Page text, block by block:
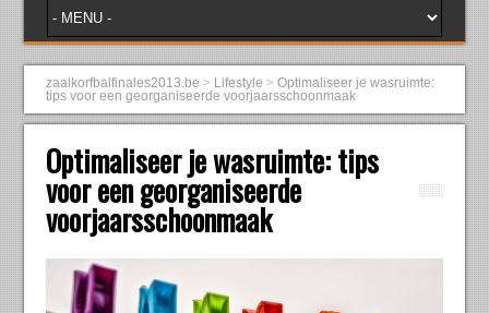
zaalkorfbalfinales2013.be > Lifestyle >Optimaliseer je wasruimte:
tips voor een georganiseerde voorjaarsschoonmaak
Optimaliseer je wasruimte: tips
voor een georganiseerde
voorjaarsschoonmaak